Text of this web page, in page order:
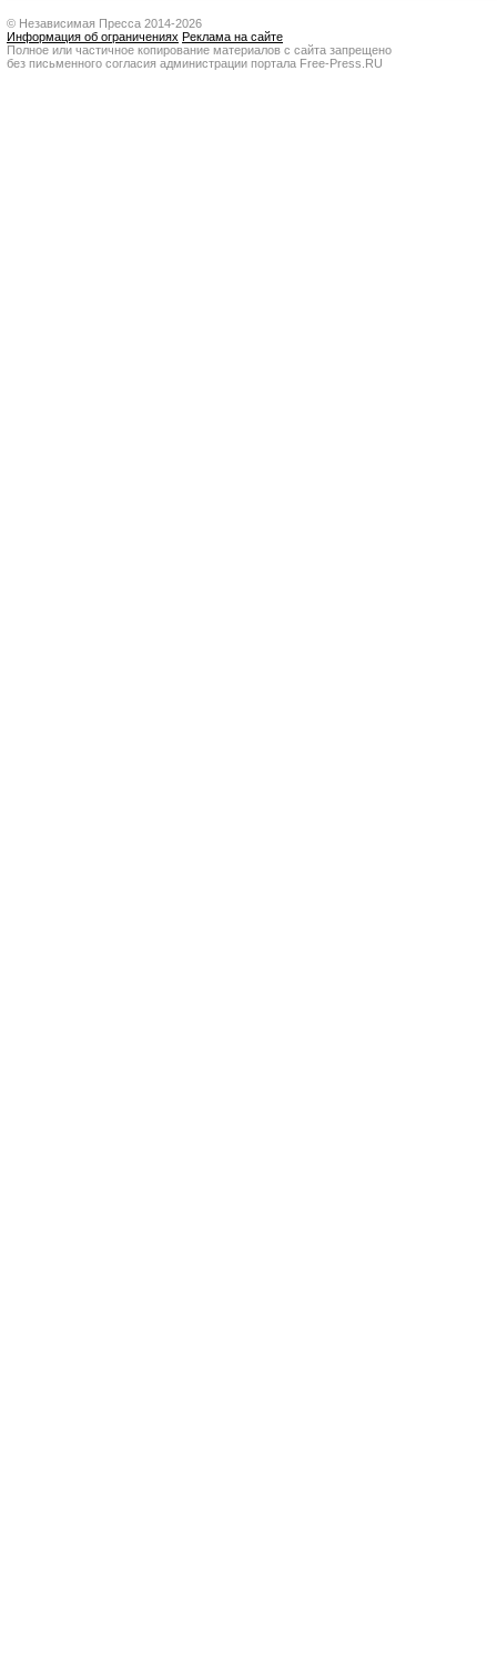
© Независимая Пресса 2014-2026
Информация об ограничениях Реклама на сайте
Полное или частичное копирование материалов с сайта запрещено
без письменного согласия администрации портала Free-Press.RU